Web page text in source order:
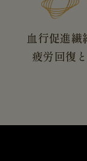
血行促進
疲労回復